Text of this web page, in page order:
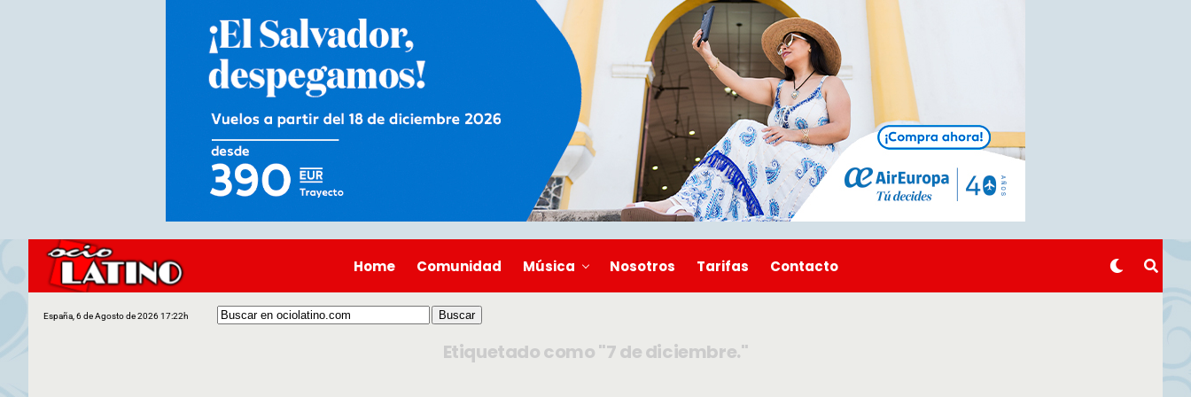
Home Comunidad Música Nosotros Tarifas Contacto
España, 6 de Agosto de 2026 17:22h
Etiquetado como "7 de diciembre."